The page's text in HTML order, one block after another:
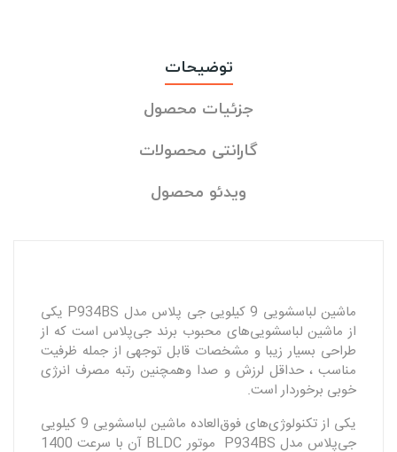
توضیحات
جزئیات محصول
گارانتی محصولات
ویدئو محصول
ماشین لباسشویی 9 کیلویی جی‌ پلاس مدل P934BS یکی
از ماشین لباسشویی‌های محبوب برند جی‌پلاس است که از
طراحی بسیار زیبا و مشخصات قابل توجهی از جمله ظرفیت
مناسب ، حداقل لرزش و صدا و‌همچنین رتبه مصرف انرژی
خوبی برخوردار است.
یکی از تکنولوژی‌های فوق‌العاده ماشین لباسشویی 9 کیلویی
جی‌پلاس مدل P934BS موتور BLDC آن با سرعت 1400